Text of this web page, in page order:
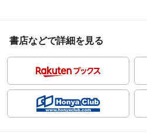
書店などで詳細を見る